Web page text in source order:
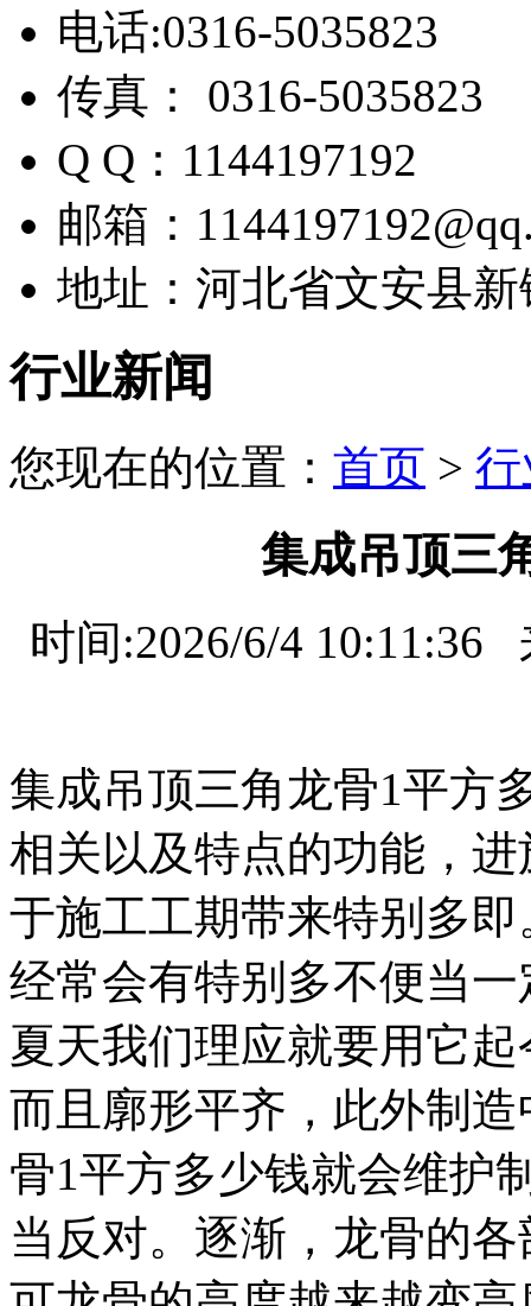
电话:0316-5035823
传真： 0316-5035823
Q Q：1144197192
邮箱：
地址：河北省文安县
行业新闻
您现在的位置： 首页 >
集成吊顶三
时间:2026/6/4 10:11:36
集成吊顶三角龙骨1平方
相关以及特点的功能，
于施工工期带来特别多
经常会有特别多不便当
夏天我们理应就要用它
而且廓形平齐，此外制
骨1平方多少钱就会维护
当反对。逐渐，龙骨的